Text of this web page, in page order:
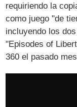
requiriendo la
como juego "de
incluyendo los
"Episodes of
360 el pasado